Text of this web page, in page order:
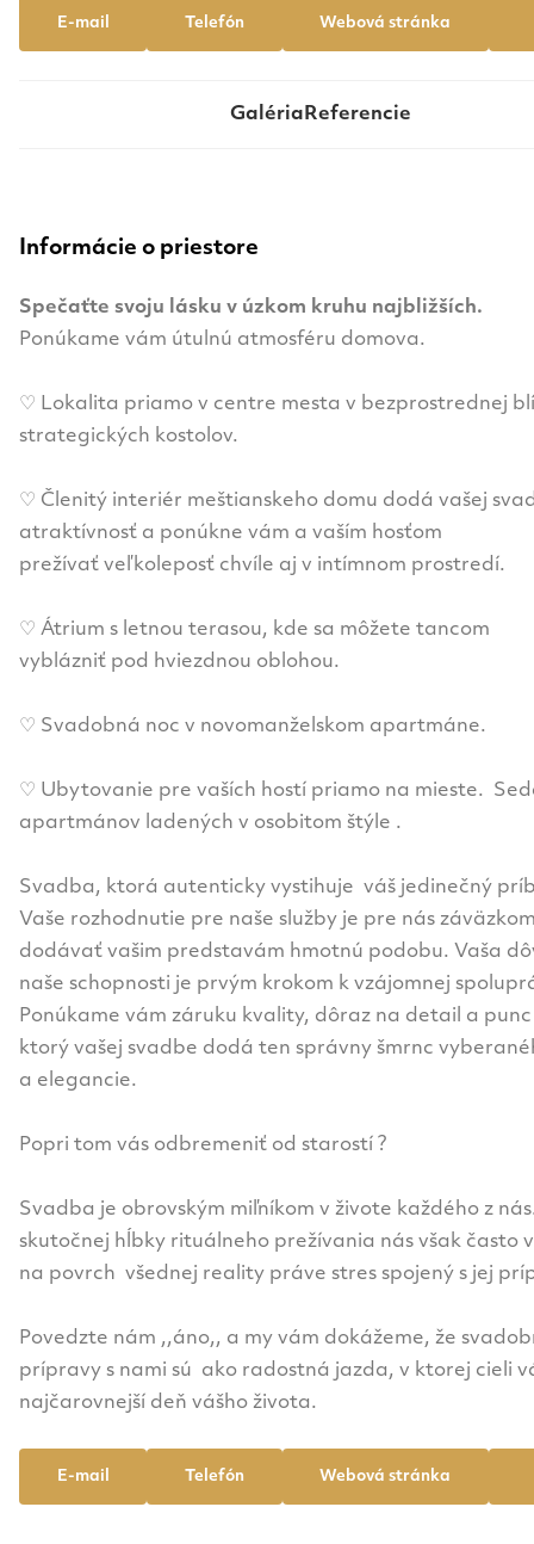
E-mail Telefón Webová stránka
Galéria Referencie
Informácie o priestore
Spečaťte svoju lásku v úzkom kruhu najbližších.
Ponúkame vám útulnú atmosféru domova.
♡ Lokalita priamo v centre mesta v bezprostrednej
strategických kostolov.
♡ Členitý interiér meštianskeho domu dodá vašej
atraktívnosť a ponúkne vám a vaším hosťom
prežívať veľkoleposť chvíle aj v intímnom prostredí.
♡ Átrium s letnou terasou, kde sa môžete tancom
vyblázniť pod hviezdnou oblohou.
♡ Svadobná noc v novomanželskom apartmáne.
♡ Ubytovanie pre vaších hostí priamo na mieste.
apartmánov ladených v osobitom štýle .
Svadba, ktorá autenticky vystihuje váš jedinečný
Vaše rozhodnutie pre naše služby je pre nás
dodávať vašim predstavám hmotnú podobu. Vaša
naše schopnosti je prvým krokom k vzájomnej
Ponúkame vám záruku kvality, dôraz na detail a
ktorý vašej svadbe dodá ten správny šmrnc
a elegancie.
Popri tom vás odbremeniť od starostí ?
Svadba je obrovským miľníkom v živote každého z
skutočnej hĺbky rituálneho prežívania nás však často
na povrch všednej reality práve stres spojený s jej
Povedzte nám ,,áno,, a my vám dokážeme, že
prípravy s nami sú ako radostná jazda, v ktorej cieli
najčarovnejší deň vášho života.
E-mail Telefón Webová stránka